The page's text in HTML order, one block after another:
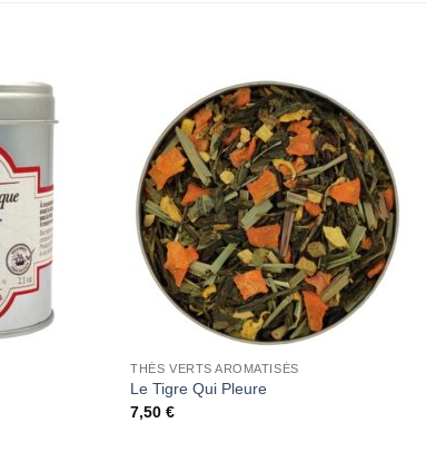
Add to
Wishlist
THÉS VERTS AROMATISÉS
Le Tigre Qui Pleure
7,50€